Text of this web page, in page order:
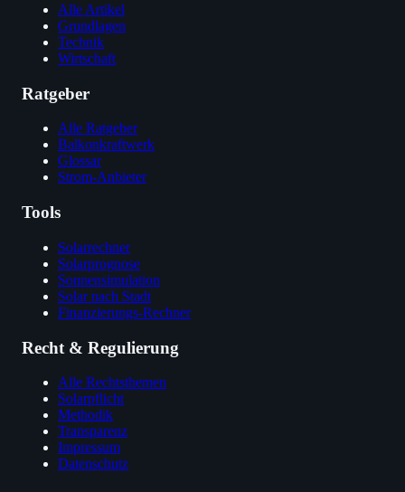
Alle Artikel
Grundlagen
Technik
Wirtschaft
Ratgeber
Alle Ratgeber
Balkonkraftwerk
Glossar
Strom-Anbieter
Tools
Solarrechner
Solarprognose
Sonnensimulation
Solar nach Stadt
Finanzierungs-Rechner
Recht & Regulierung
Alle Rechtsthemen
Solarpflicht
Methodik
Transparenz
Impressum
Datenschutz